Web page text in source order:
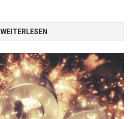
WEITERLESEN